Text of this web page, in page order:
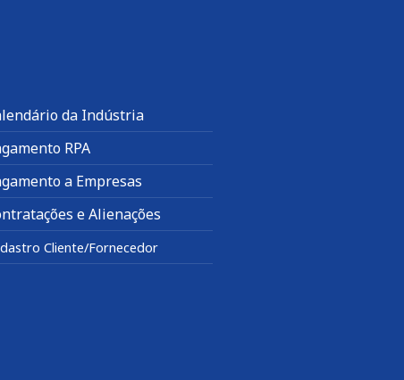
da Indústria
RPA
a Empresas
e Alienações
Cliente/Fornecedor